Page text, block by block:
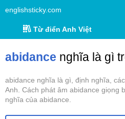
englishsticky.com
Từ điển Anh Việt
abidance nghĩa là gì
abidance nghĩa là gì, định nghĩa,
Anh. Cách phát âm abidance giọng
nghĩa của abidance.